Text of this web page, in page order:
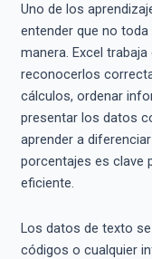
Uno de los
entender que no
manera. Excel
reconocerlos
cálculos, ordenar
presentar los datos
aprender a
porcentajes es clave
eficiente.
Los datos de texto
códigos o cualquier